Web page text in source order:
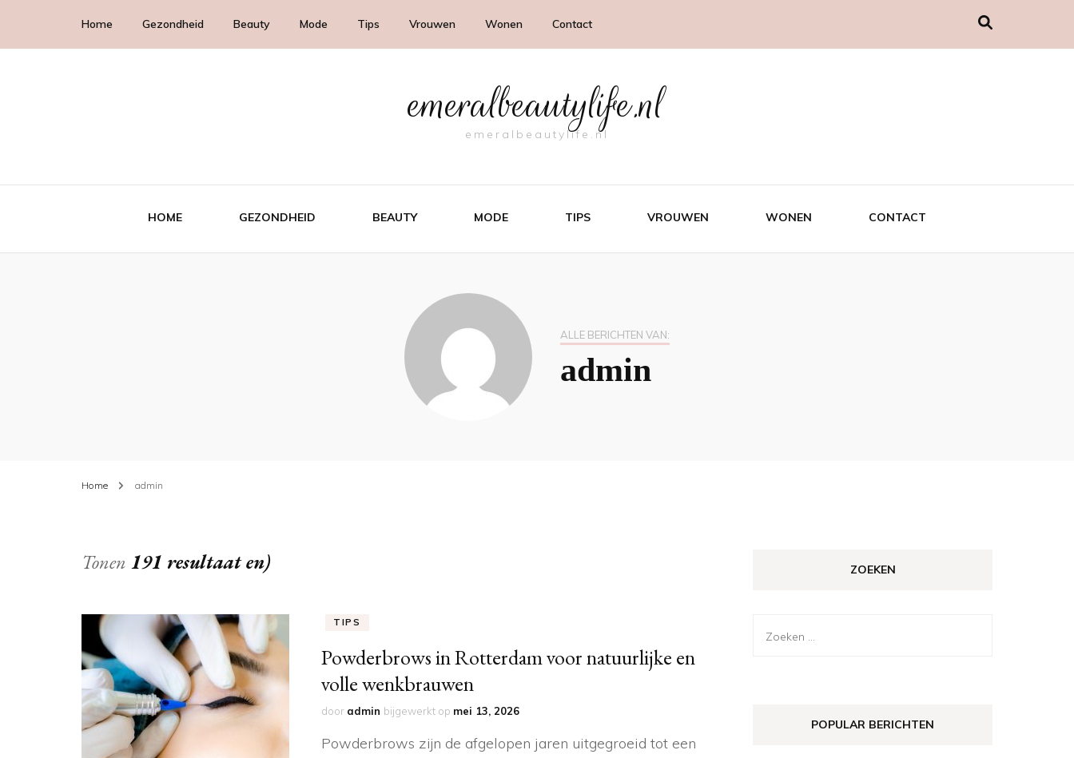
Home Gezondheid Beauty Mode Tips Vrouwen Wonen Contact
emeralbeautylife.nl
emeralbeautylife.nl
HOME GEZONDHEID BEAUTY MODE TIPS VROUWEN WONEN CONTACT
ALLE BERICHTEN VAN:
admin
Home admin
Tonen 191 resultaat en)
TIPS
Powderbrows in Rotterdam voor natuurlijke en
volle wenkbrauwen
door admin bijgewerkt op mei 13, 2026
Powderbrows zijn de afgelopen jaren uitgegroeid tot een
ZOEKEN
Zoeken
POPULAR BERICHTEN